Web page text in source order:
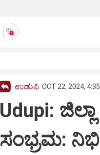
ಉಡುಪಿ OCT 22, 2024,
Udupi:
ಸಂಭ್ರಮ: